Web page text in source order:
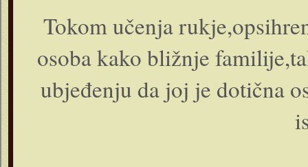
Tokom učenja
osoba kako bližnje
ubjeđenju da joj je dotična